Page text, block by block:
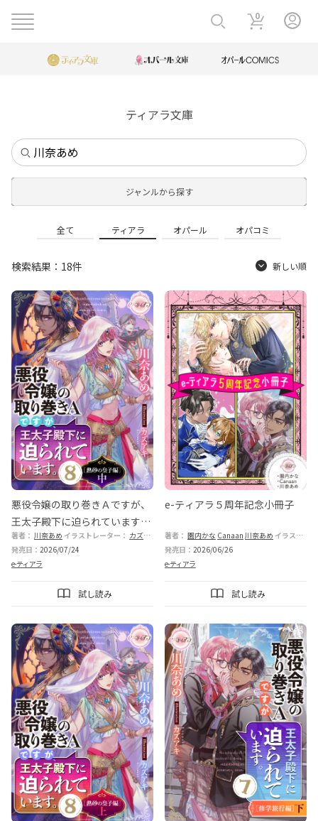
0
ティアラ文庫
ジャンルから探す
全て ティアラ オパール オパコミ
検索結果：18件 新しい順
悪役令嬢の取り巻きＡですが、
王太子殿下に迫られています。
⑧［熱砂の皇子編］中
著者： 川奈あめ イラストレーター： カズアキ
発売日： 2026/07/24
e-ティアラ
試し読み
e-ティアラ５周年記念小冊子
著者： 園内かな Canaan 川奈あめ イラストレーター：
発売日： 2026/06/26
e-ティアラ
試し読み